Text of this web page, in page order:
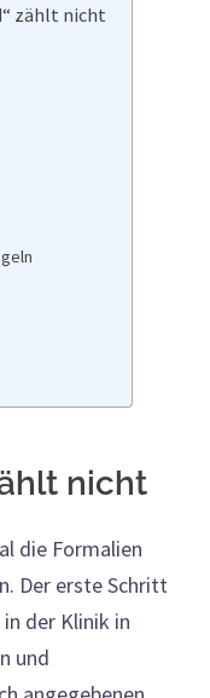
zählt nicht
nicht
die Formalien
Der erste Schritt
der Klinik in
und